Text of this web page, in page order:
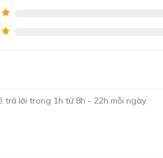
sản phẩm giúp bạn luôn khô